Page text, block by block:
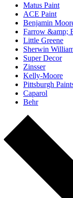
Matus Paint
ACE Paint
Benjamin
Farrow &amp;
Little Greene
Sherwin
Super Decor
Zinsser
Kelly-Moore
Pittsburgh
Caparol
Behr